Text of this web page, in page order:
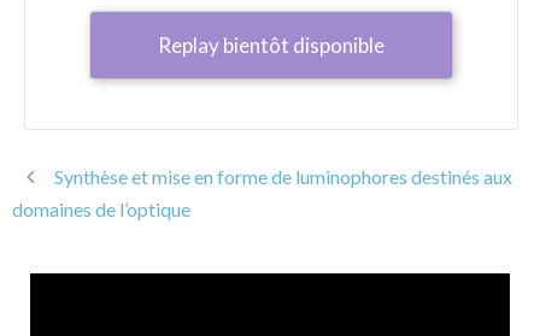
Replay bientôt disponible
Synthèse et mise en forme de luminophores destinés aux
domaines de l’optique